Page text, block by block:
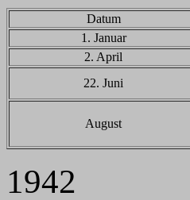
Datum
1. Januar
2. April
22. Juni
August
1942